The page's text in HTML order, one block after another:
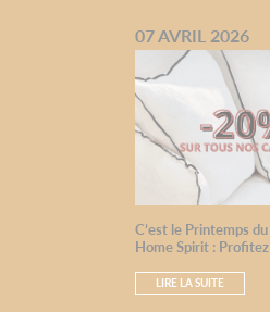
07 AVRIL 2026
C’est le Printemps
Home Spirit : Profitez
LIRE LA SUITE